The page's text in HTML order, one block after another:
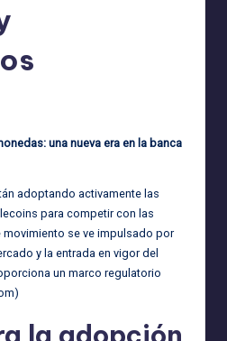
una nueva era en la banca
adoptando activamente las
para competir con las
movimiento se ve impulsado por
y la entrada en vigor del
un marco regulatorio
)